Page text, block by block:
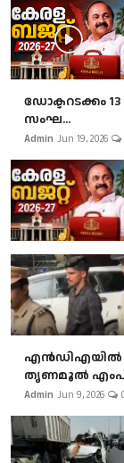
ഡോക്ടറടക്കം
സംഘ...
Admin Jun 19, 2026
എൻഡിഎയിൽ
തൃണമൂൽ
Admin Jun 9, 2026